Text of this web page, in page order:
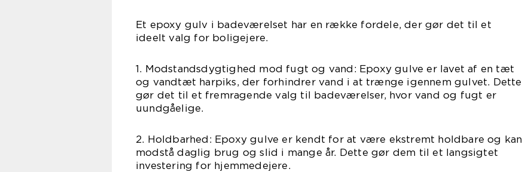
Et epoxy gulv i badeværelset har en række fordele, der gør det til et
ideelt valg for boligejere.
1. Modstandsdygtighed mod fugt og vand: Epoxy gulve er lavet af en tæt
og vandtæt harpiks, der forhindrer vand i at trænge igennem gulvet. Dette
gør det til et fremragende valg til badeværelser, hvor vand og fugt er
uundgåelige.
2. Holdbarhed: Epoxy gulve er kendt for at være ekstremt holdbare og kan
modstå daglig brug og slid i mange år. Dette gør dem til et langsigtet
investering for hjemmedejere.